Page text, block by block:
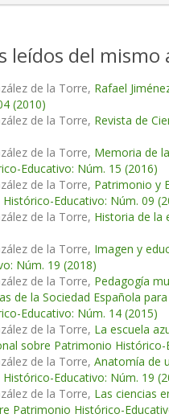
leídos del mismo
de la Torre, Rafael
(2010)
de la Torre, Revista de
de la Torre, Memoria de
Educativo: Núm. 15 (2016)
de la Torre, Patrimonio y
Educativo: Núm. 09
de la Torre, Historia de la
de la Torre, Imagen y
Núm. 19 (2018)
de la Torre, Pedagogía
de la Sociedad Española
Educativo: Núm. 14 (2015)
de la Torre, La escuela
sobre Patrimonio Histórico-
de la Torre, Anatomía de
Educativo: Núm. 19
de la Torre, Las ciencias
Patrimonio Histórico-